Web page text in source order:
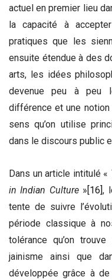
actuel en premier lieu
la capacité à
pratiques que les
ensuite étendue à des
arts, les idées
devenue peu à peu
différence et une notion
sens qu’on utilise
dans le discours public
Dans un article intitulé «
in Indian Culture »[16],
tente de suivre
période classique à
tolérance qu’on
jainisme ainsi que
développée grâce à